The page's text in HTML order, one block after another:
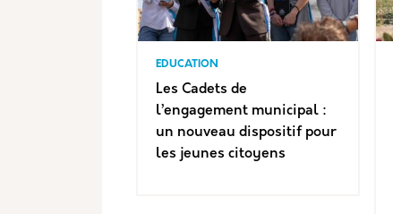
EDUCATION
Les Cadets de
l’engagement municipal :
un nouveau dispositif pour
les jeunes citoyens